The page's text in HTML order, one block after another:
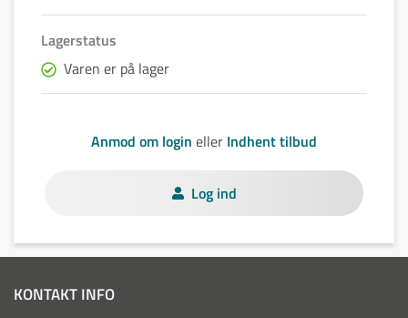
Lagerstatus
Varen er på lager
Anmod om login eller Indhent tilbud
Log ind
KONTAKT INFO